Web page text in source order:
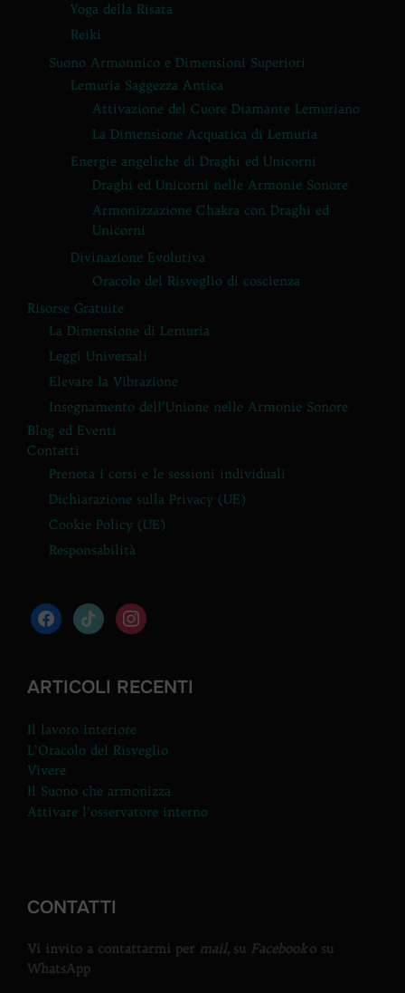
Yoga della Risata
Reiki
Suono Armonnico e Dimensioni Superiori
Lemuria Saggezza Antica
Attivazione del Cuore Diamante Lemuriano
La Dimensione Acquatica di Lemuria
Energie angeliche di Draghi ed Unicorni
Draghi ed Unicorni nelle Armonie Sonore
Armonizzazione Chakra con Draghi ed
Unicorni
Divinazione Evolutiva
Oracolo del Risveglio di coscienza
Risorse Gratuite
La Dimensione di Lemuria
Leggi Universali
Elevare la Vibrazione
Insegnamento dell’Unione nelle Armonie Sonore
Blog ed Eventi
Contatti
Prenota i corsi e le sessioni individuali
Dichiarazione sulla Privacy (UE)
Cookie Policy (UE)
Responsabilità
facebooktiktok instagram
ARTICOLI RECENTI
Il lavoro interiore
L’Oracolo del Risveglio
Vivere
Il Suono che armonizza
Attivare l’osservatore interno
CONTATTI
Vi invito a contattarmi per mail, su Facebooko su
WhatsApp